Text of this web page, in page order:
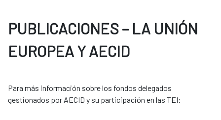
PUBLICACIONES – LA UNIÓN
EUROPEA Y AECID
Para más información sobre los fondos delegados
gestionados por AECID y su participación en las TEI: